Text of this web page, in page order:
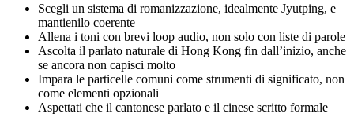
Scegli un sistema di romanizzazione, idealmente Jyutping, e
mantienilo coerente
Allena i toni con brevi loop audio, non solo con liste di parole
Ascolta il parlato naturale di Hong Kong fin dall’inizio, anche
se ancora non capisci molto
Impara le particelle comuni come strumenti di significato, non
come elementi opzionali
Aspettati che il cantonese parlato e il cinese scritto formale